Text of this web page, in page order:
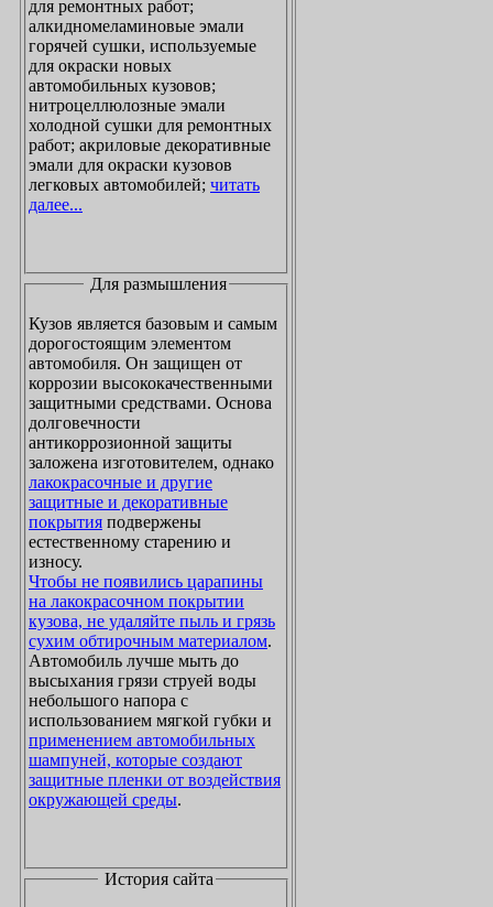
для ремонтных работ;
алкидномеламиновые эмали
горячей сушки, используемые
для окраски новых
автомобильных кузовов;
нитроцеллюлозные эмали
холодной сушки для ремонтных
работ; акриловые декоративные
эмали для окраски кузовов
легковых автомобилей; читать
далее...
Для размышления
Кузов является базовым и самым
дорогостоящим элементом
автомобиля. Он защищен от
коррозии высококачественными
защитными средствами. Основа
долговечности
антикоррозионной защиты
заложена изготовителем, однако
лакокрасочные и другие
защитные и декоративные
покрытия подвержены
естественному старению и
износу.
Чтобы не появились царапины
на лакокрасочном покрытии
кузова, не удаляйте пыль и грязь
сухим обтирочным материалом.
Автомобиль лучше мыть до
высыхания грязи струей воды
небольшого напора с
использованием мягкой губки и
применением автомобильных
шампуней, которые создают
защитные пленки от воздействия
окружающей среды.
История сайта